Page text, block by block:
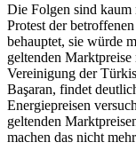
Die Folgen sind kaum
Protest der
behauptet, sie würde
geltenden
Vereinigung der
Başaran, findet
Energiepreisen
geltenden
machen das nicht